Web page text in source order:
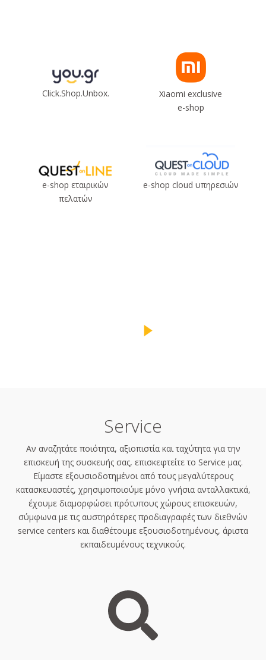
Click.Shop.Unbox.
Xiaomi exclusive
e-shop
e-shop εταιρικών
πελατών
e-shop cloud υπηρεσιών
Service
Αν αναζητάτε ποιότητα, αξιοπιστία και ταχύτητα για την
επισκευή της συσκευής σας, επισκεφτείτε το Service μας.
Είμαστε εξουσιοδοτημένοι από τους μεγαλύτερους
κατασκευαστές, χρησιμοποιούμε μόνο γνήσια ανταλλακτικά,
έχουμε διαμορφώσει πρότυπους χώρους επισκευών,
σύμφωνα με τις αυστηρότερες προδιαγραφές των διεθνών
service centers και διαθέτουμε εξουσιοδοτημένους, άριστα
εκπαιδευμένους τεχνικούς.